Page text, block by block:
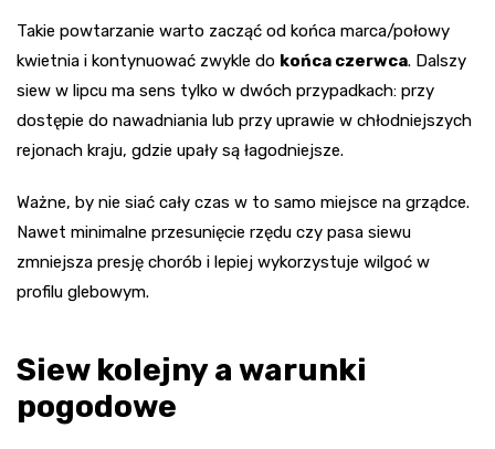
Takie powtarzanie warto zacząć od końca marca/połowy
kwietnia i kontynuować zwykle do końca czerwca. Dalszy
siew w lipcu ma sens tylko w dwóch przypadkach: przy
dostępie do nawadniania lub przy uprawie w chłodniejszych
rejonach kraju, gdzie upały są łagodniejsze.
Ważne, by nie siać cały czas w to samo miejsce na grządce.
Nawet minimalne przesunięcie rzędu czy pasa siewu
zmniejsza presję chorób i lepiej wykorzystuje wilgoć w
profilu glebowym.
Siew kolejny a warunki
pogodowe